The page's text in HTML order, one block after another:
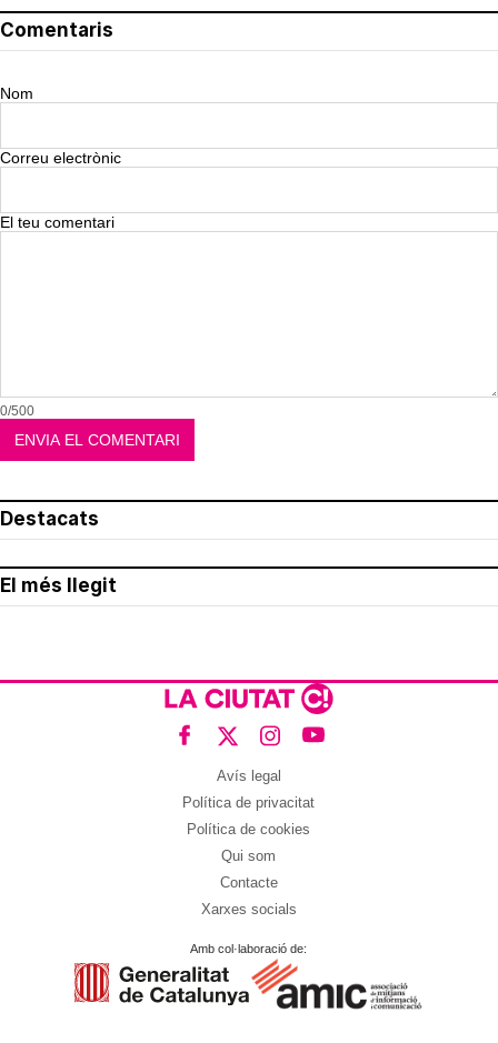
Comentaris
Nom
Correu electrònic
El teu comentari
0/500
Destacats
El més llegit
Avís legal
Política de privacitat
Política de cookies
Qui som
Contacte
Xarxes socials
Amb col·laboració de: